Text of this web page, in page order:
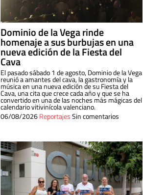
Dominio de la Vega rinde
homenaje a sus burbujas en una
nueva edición de la Fiesta del
Cava
El pasado sábado 1 de agosto, Dominio de la Vega
reunió a amantes del cava, la gastronomía y la
música en una nueva edición de su Fiesta del
Cava, una cita que crece cada año y que se ha
convertido en una de las noches más mágicas del
calendario vitivinícola valenciano.
06/08/2026ReportajesSin comentarios